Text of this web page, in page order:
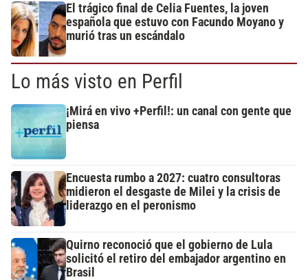
El trágico final de Celia Fuentes, la joven
española que estuvo con Facundo Moyano y
murió tras un escándalo
Lo más visto en Perfil
¡Mirá en vivo +Perfil!: un canal con gente que
piensa
Encuesta rumbo a 2027: cuatro consultoras
midieron el desgaste de Milei y la crisis de
liderazgo en el peronismo
Quirno reconoció que el gobierno de Lula
solicitó el retiro del embajador argentino en
Brasil